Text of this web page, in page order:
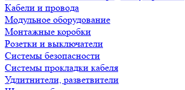
Кабели и провода
Модульное оборудование
Монтажные коробки
Розетки и выключатели
Системы безопасности
Системы прокладки кабеля
Удлитнители, разветвители